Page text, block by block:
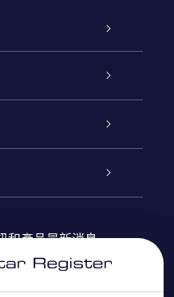
和產品最新消息